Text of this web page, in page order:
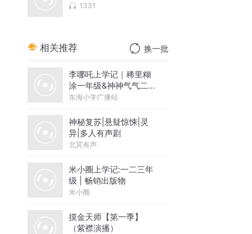
1331
相关推荐 换一批
李哪吒上学记｜稀里糊
涂一年级&神神气气二年
级
东海小学广播站
神秘复苏|悬疑惊悚|灵
异|多人有声剧
北冥有声
米小圈上学记:一二三年
级 | 畅销出版物
米小圈
摸金天师【第一季】
（紫襟演播）